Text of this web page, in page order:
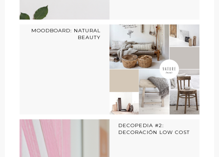
MOODBOARD: NATURAL
BEAUTY
DECOPEDIA #2:
DECORACIÓN LOW COST